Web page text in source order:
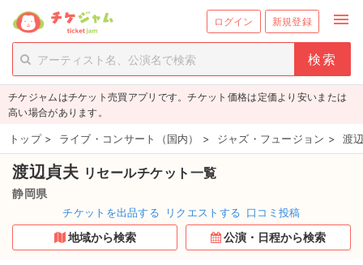
ログイン 新規登録 menu
person_add 新規会員登録
チケットを探す
新着チケット
値下げしたチケット
都道府県からチケットを探す
もうすぐ開催のチケット
チケジャムはチケット売買アプリです。チケット価格は定価より安いまたは
高い場合があります。
トップ > ライブ・コンサート（国内） > ジャズ・フュージョン > 渡
渡辺貞夫 リセールチケット一覧
静岡県
チケットを出品する リクエストする 口コミ投稿
地域から検索 公演・日程から検索